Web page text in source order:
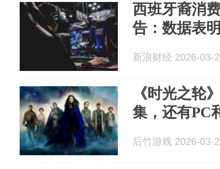
西班牙裔消
告：数据表
新浪财经 2026-03-
《时光之轮
集，还有PC
后竹游戏 2026-03-